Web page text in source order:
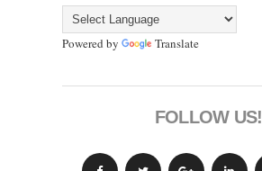
Powered by Translate
FOLLOW US!